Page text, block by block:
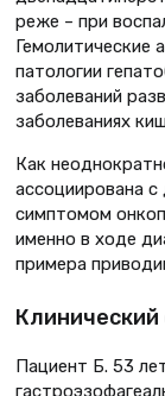
реже – при
Гемолитические
патологии
заболеваний
заболеваниях
Как
ассоциирована
симптомом
именно в ходе
примера
Клинический
Пациент Б. 53